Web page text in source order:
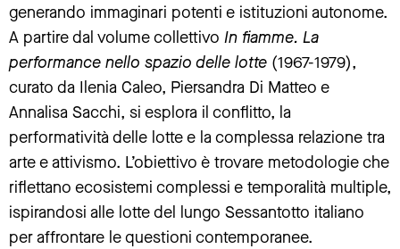
generando immaginari potenti e istituzioni autonome.
A partire dal volume collettivo In fiamme. La
performance nello spazio delle lotte (1967-1979),
curato da Ilenia Caleo, Piersandra Di Matteo e
Annalisa Sacchi, si esplora il conflitto, la
performatività delle lotte e la complessa relazione tra
arte e attivismo. L’obiettivo è trovare metodologie che
riflettano ecosistemi complessi e temporalità multiple,
ispirandosi alle lotte del lungo Sessantotto italiano
per affrontare le questioni contemporanee.